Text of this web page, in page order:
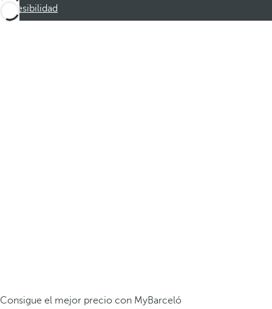
Accesibilidad
Consigue el mejor precio con MyBarceló